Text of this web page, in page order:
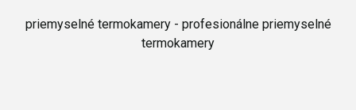
priemyselné termokamery - profesionálne priemyselné
termokamery